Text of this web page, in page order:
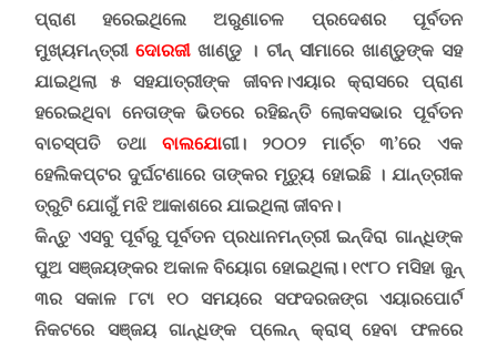
ପ୍ରାଣ ହରେଇଥିଲେ ଅରୁଣାଚଳ ପ୍ରଦେଶର ପୂର୍ବତନ
ମୁଖ୍ୟମନ୍ତ୍ରୀଦୋରଜୀଖାଣ୍ଡୁ । ଚୀନ୍ ସୀମାରେ ଖାଣ୍ଡୁଙ୍କ ସହ
ଯାଇଥିଲା ୫ ସହଯାତ୍ରୀଙ୍କ ଜୀବନ।ଏୟାର କ୍ରାସରେ ପ୍ରାଣ
ହରେଇଥିବା ନେତାଙ୍କ ଭିତରେ ରହିଛନ୍ତି ଲୋକସଭାର ପୂର୍ବତନ
ବାଚସ୍ପତି ତଥା ବାଲଯୋଗୀ।୨୦୦୨ ମାର୍ଚ୍ଚ ୩’ରେ ଏକ
ହେଲିକପ୍ଟର ଦୁର୍ଘଟଣାରେ ତାଙ୍କର ମୃତ୍ୟୁ ହୋଇଛି । ଯାନ୍ତ୍ରୀକ
ତ୍ରୁଟି ଯୋଗୁଁ ମଝି ଆକାଶରେ ଯାଇଥିଲା ଜୀବନ।
କିନ୍ତୁ ଏସବୁ ପୂର୍ବରୁ ପୂର୍ବତନ ପ୍ରଧାନମନ୍ତ୍ରୀ ଇନ୍ଦିରା ଗାନ୍ଧିଙ୍କ
ପୁଅ ସଞ୍ଜୟଙ୍କର ଅକାଳ ବିୟୋଗ ହୋଇଥିଲା।୧୯୮୦ ମସିହା ଜୁନ୍
୩ର ସକାଳ ୮ଟା ୧୦ ସମୟରେ ସଫଦରଜଙ୍ଗ ଏୟାରପୋର୍ଟ
ନିକଟରେ ସଞ୍ଜୟ ଗାନ୍ଧିଙ୍କ ପ୍ଲେନ୍ କ୍ରାସ୍ ହେବା ଫଳରେ